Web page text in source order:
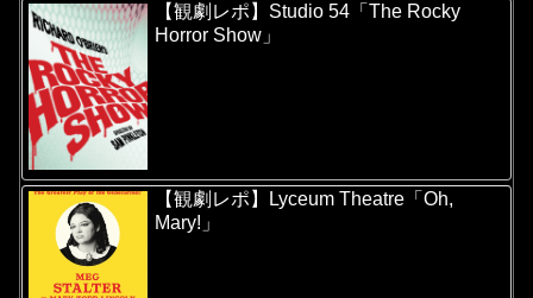
【観劇レポ】Studio 54「The Rocky
Horror Show」
【観劇レポ】Lyceum Theatre「Oh,
Mary!」